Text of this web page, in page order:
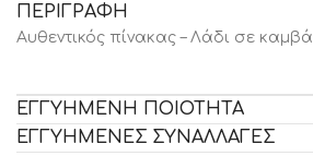
ΠΕΡΙΓΡΑΦΗ
Αυθεντικός πίνακας – Λάδι σε καμβά
ΕΓΓΥΗΜΕΝΗ ΠΟΙΟΤΗΤΑ
ΕΓΓΥΗΜΕΝΕΣ ΣΥΝΑΛΛΑΓΕΣ